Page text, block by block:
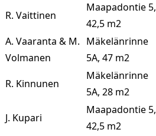
R. Vaittinen
Maapadontie 5,
42,5 m2
A. Vaaranta & M.
Volmanen
Mäkelänrinne
5A, 47 m2
R. Kinnunen
Mäkelänrinne
5A, 28 m2
J. Kupari
Maapadontie 5,
42,5 m2